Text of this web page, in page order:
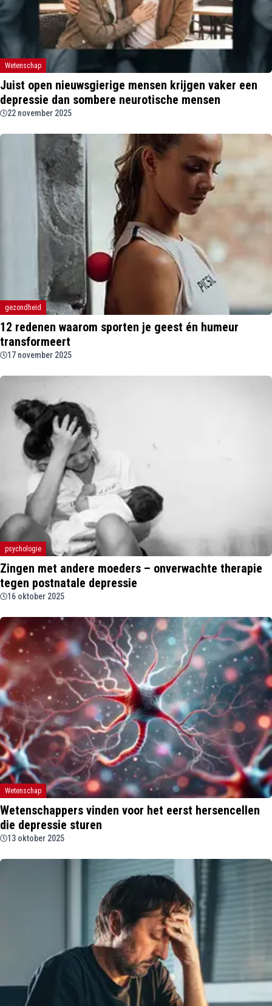
Wetenschap
Juist open nieuwsgierige mensen krijgen vaker een
depressie dan sombere neurotische mensen
22 november 2025
gezondheid
12 redenen waarom sporten je geest én humeur
transformeert
17 november 2025
psychologie
Zingen met andere moeders – onverwachte therapie
tegen postnatale depressie
16 oktober 2025
Wetenschap
Wetenschappers vinden voor het eerst hersencellen
die depressie sturen
13 oktober 2025